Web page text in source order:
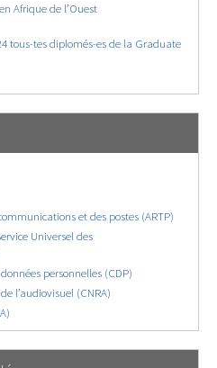
Afrique de l’Ouest
tous-tes diplomés-es de la Graduate
et des postes (ARTP)
Universel des
personnelles (CDP)
l’audiovisuel (CNRA)